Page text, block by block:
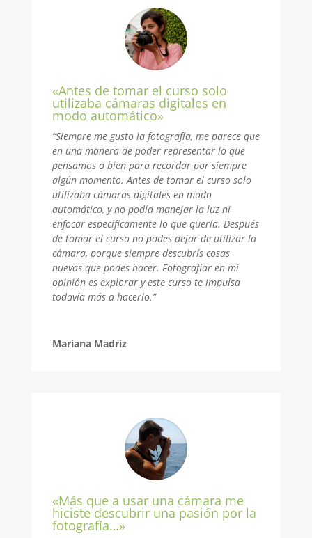
«Antes de tomar el curso solo
utilizaba cámaras digitales en
modo automático»
“Siempre me gusto la fotografía, me parece que
en una manera de poder representar lo que
pensamos o bien para recordar por siempre
algún momento. Antes de tomar el curso solo
utilizaba cámaras digitales en modo
automático, y no podía manejar la luz ni
enfocar específicamente lo que quería. Después
de tomar el curso no podes dejar de utilizar la
cámara, porque siempre descubrís cosas
nuevas que podes hacer. Fotografiar en mi
opinión es explorar y este curso te impulsa
todavía más a hacerlo.”
Mariana Madriz
«Más que a usar una cámara me
hiciste descubrir una pasión por la
fotografía…»